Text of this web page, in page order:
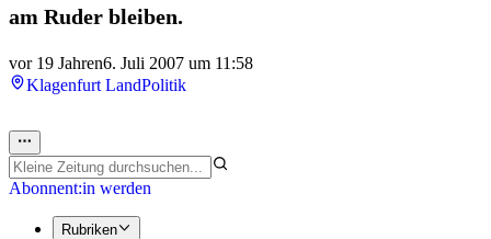
am Ruder bleiben.
vor 19 Jahren6. Juli 2007 um 11:58
Klagenfurt LandPolitik
Abonnent:in werden
Rubriken